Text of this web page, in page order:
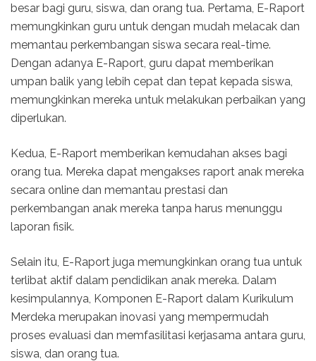
besar bagi guru, siswa, dan orang tua. Pertama, E-Raport
memungkinkan guru untuk dengan mudah melacak dan
memantau perkembangan siswa secara real-time.
Dengan adanya E-Raport, guru dapat memberikan
umpan balik yang lebih cepat dan tepat kepada siswa,
memungkinkan mereka untuk melakukan perbaikan yang
diperlukan.
Kedua, E-Raport memberikan kemudahan akses bagi
orang tua. Mereka dapat mengakses raport anak mereka
secara online dan memantau prestasi dan
perkembangan anak mereka tanpa harus menunggu
laporan fisik.
Selain itu, E-Raport juga memungkinkan orang tua untuk
terlibat aktif dalam pendidikan anak mereka. Dalam
kesimpulannya, Komponen E-Raport dalam Kurikulum
Merdeka merupakan inovasi yang mempermudah
proses evaluasi dan memfasilitasi kerjasama antara guru,
siswa, dan orang tua.